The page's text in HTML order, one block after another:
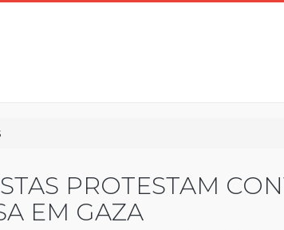
PROTESTAM
EM GAZA